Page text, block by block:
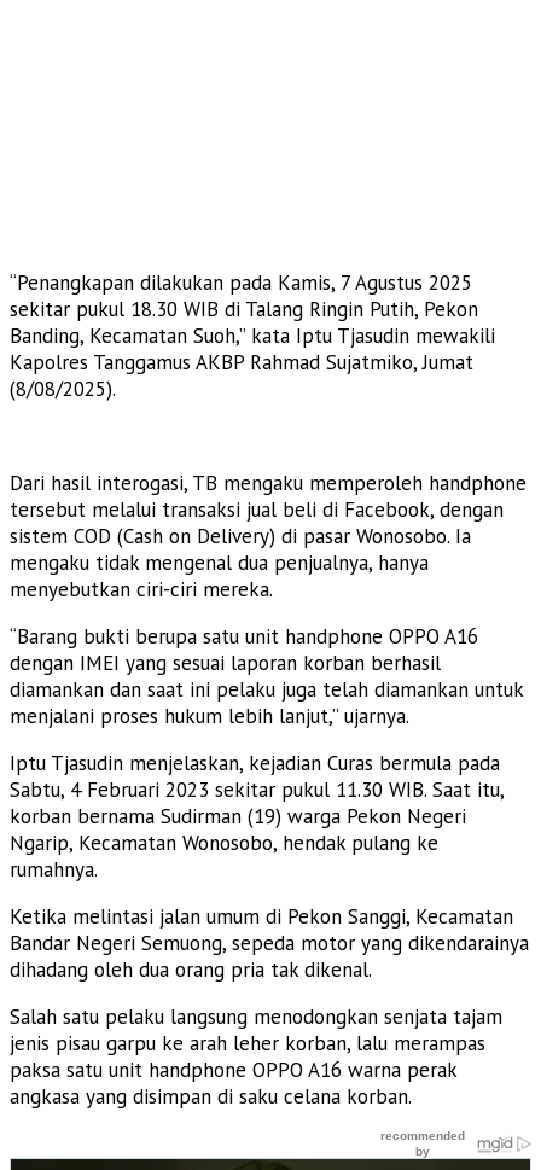
“Penangkapan dilakukan pada Kamis, 7 Agustus 2025
sekitar pukul 18.30 WIB di Talang Ringin Putih, Pekon
Banding, Kecamatan Suoh,” kata Iptu Tjasudin mewakili
Kapolres Tanggamus AKBP Rahmad Sujatmiko, Jumat
(8/08/2025).
Dari hasil interogasi, TB mengaku memperoleh handphone
tersebut melalui transaksi jual beli di Facebook, dengan
sistem COD (Cash on Delivery) di pasar Wonosobo. Ia
mengaku tidak mengenal dua penjualnya, hanya
menyebutkan ciri-ciri mereka.
“Barang bukti berupa satu unit handphone OPPO A16
dengan IMEI yang sesuai laporan korban berhasil
diamankan dan saat ini pelaku juga telah diamankan untuk
menjalani proses hukum lebih lanjut,” ujarnya.
Iptu Tjasudin menjelaskan, kejadian Curas bermula pada
Sabtu, 4 Februari 2023 sekitar pukul 11.30 WIB. Saat itu,
korban bernama Sudirman (19) warga Pekon Negeri
Ngarip, Kecamatan Wonosobo, hendak pulang ke
rumahnya.
Ketika melintasi jalan umum di Pekon Sanggi, Kecamatan
Bandar Negeri Semuong, sepeda motor yang dikendarainya
dihadang oleh dua orang pria tak dikenal.
Salah satu pelaku langsung menodongkan senjata tajam
jenis pisau garpu ke arah leher korban, lalu merampas
paksa satu unit handphone OPPO A16 warna perak
angkasa yang disimpan di saku celana korban.